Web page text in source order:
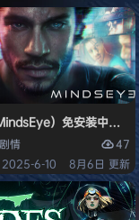
HYPERVISOR）免安
）免安装中文版
剧情
47
2025-6-10
8月6日 更新